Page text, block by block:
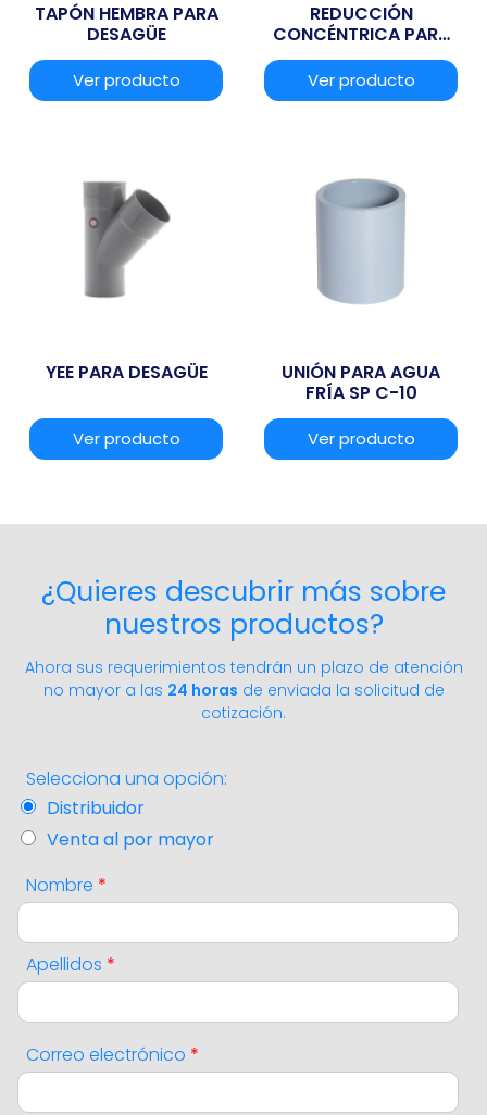
TAPÓN HEMBRA PARA
DESAGÜE
Ver producto
REDUCCIÓN
CONCÉNTRICA PARA
DESAGÜE
Ver producto
YEE PARA DESAGÜE
Ver producto
UNIÓN PARA AGUA
FRÍA SP C-10
Ver producto
¿Quieres descubrir más sobre
nuestros productos?
Ahora sus requerimientos tendrán un plazo de atención
no mayor a las 24 horas de enviada la solicitud de
cotización.
Selecciona una opción:
Distribuidor
Venta al por mayor
Nombre *
Apellidos *
Correo electrónico *